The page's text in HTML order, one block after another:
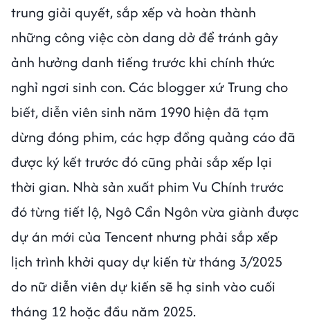
trung giải quyết, sắp xếp và hoàn thành
những công việc còn dang dở để tránh gây
ảnh hưởng danh tiếng trước khi chính thức
nghỉ ngơi sinh con. Các blogger xứ Trung cho
biết, diễn viên sinh năm 1990 hiện đã tạm
dừng đóng phim, các hợp đồng quảng cáo đã
được ký kết trước đó cũng phải sắp xếp lại
thời gian. Nhà sản xuất phim Vu Chính trước
đó từng tiết lộ, Ngô Cẩn Ngôn vừa giành được
dự án mới của Tencent nhưng phải sắp xếp
lịch trình khởi quay dự kiến từ tháng 3/2025
do nữ diễn viên dự kiến sẽ hạ sinh vào cuối
tháng 12 hoặc đầu năm 2025.